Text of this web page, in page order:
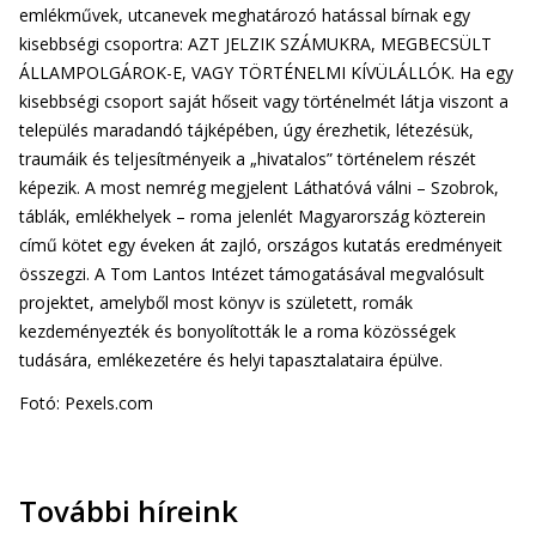
emlékművek, utcanevek meghatározó hatással bírnak egy
kisebbségi csoportra: AZT JELZIK SZÁMUKRA, MEGBECSÜLT
ÁLLAMPOLGÁROK-E, VAGY TÖRTÉNELMI KÍVÜLÁLLÓK. Ha egy
kisebbségi csoport saját hőseit vagy történelmét látja viszont a
település maradandó tájképében, úgy érezhetik, létezésük,
traumáik és teljesítményeik a „hivatalos” történelem részét
képezik. A most nemrég megjelent Láthatóvá válni – Szobrok,
táblák, emlékhelyek – roma jelenlét Magyarország közterein
című kötet egy éveken át zajló, országos kutatás eredményeit
összegzi. A Tom Lantos Intézet támogatásával megvalósult
projektet, amelyből most könyv is született, romák
kezdeményezték és bonyolították le a roma közösségek
tudására, emlékezetére és helyi tapasztalataira épülve.
Fotó: Pexels.com
További híreink